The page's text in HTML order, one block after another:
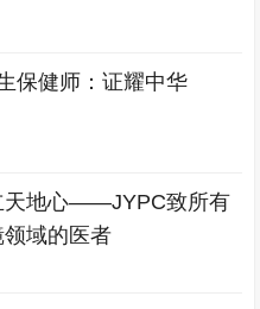
保健师：证耀中华
天地心——JYPC致所有
域的医者